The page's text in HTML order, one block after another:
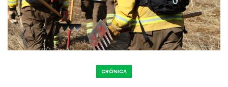
CRÓNICA